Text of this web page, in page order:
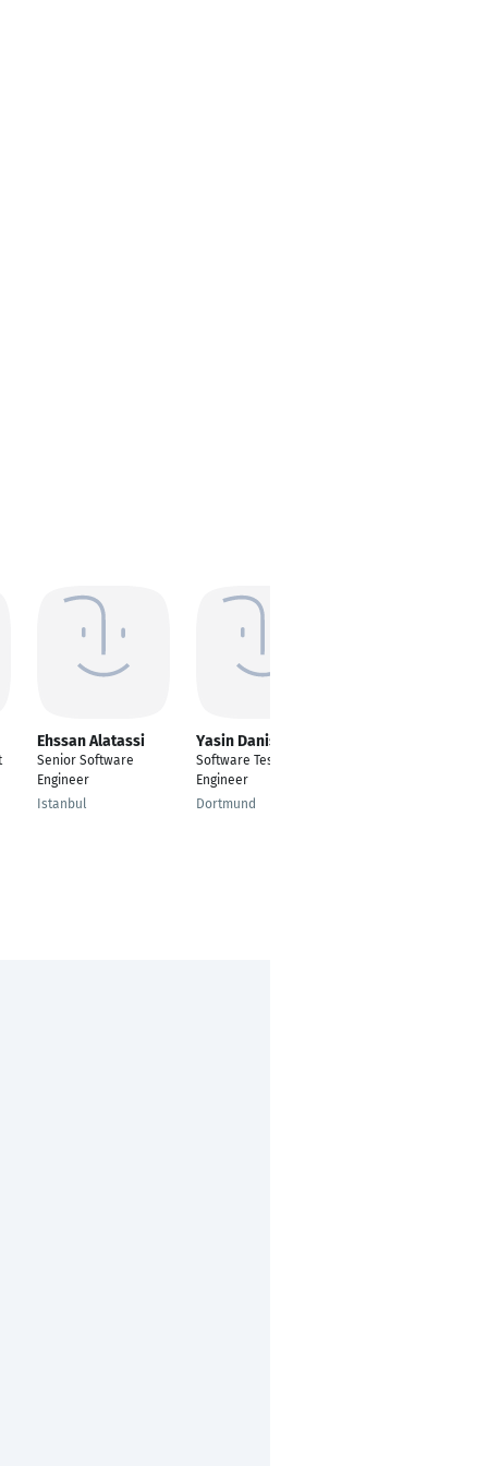
Ehssan Alatassi
Senior Software
Engineer
Istanbul
Yasin Danis
Software Test
Engineer
Dortmund